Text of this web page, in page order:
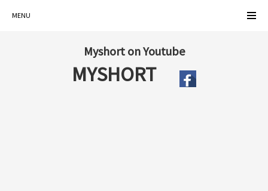
MENU
Myshort on Youtube
MYSHORT